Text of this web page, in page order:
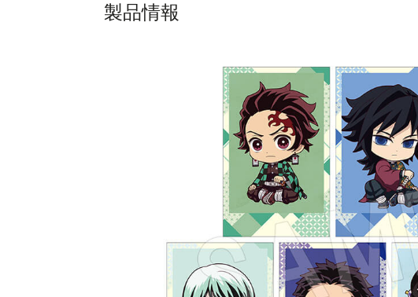
製品情報